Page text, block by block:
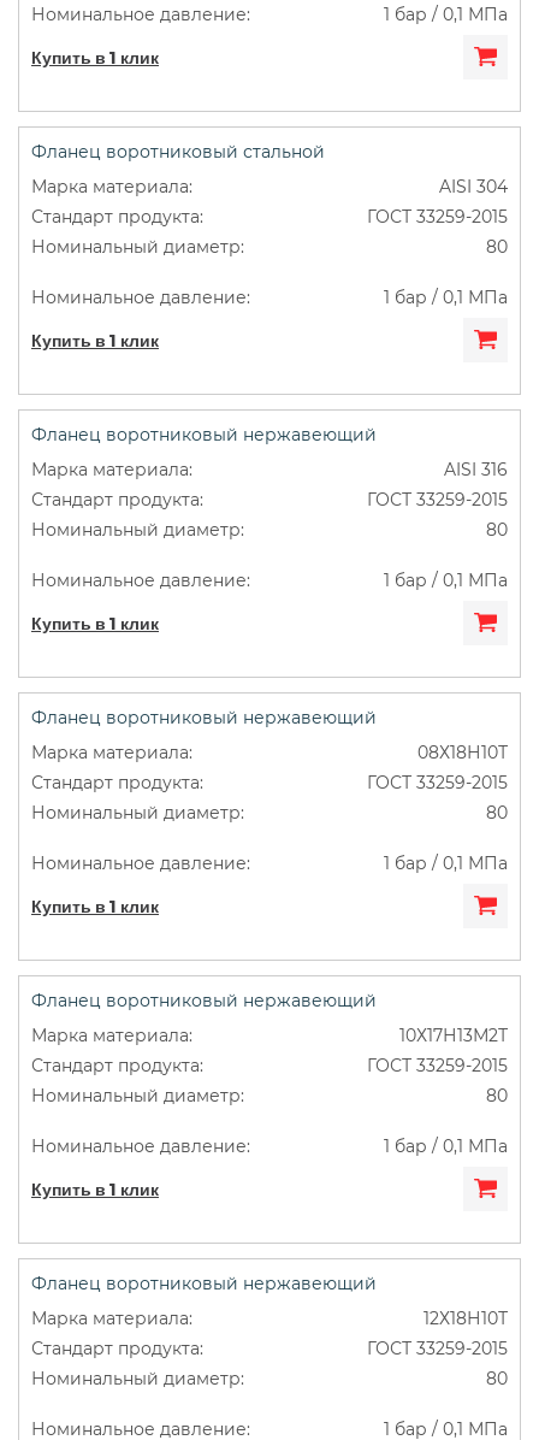
1 бар / 0,1 МПа
Купить в 1 клик
Фланец воротниковый стальной
AISI 304
ГОСТ 33259-2015
80
1 бар / 0,1 МПа
Купить в 1 клик
Фланец воротниковый нержавеющий
AISI 316
ГОСТ 33259-2015
80
1 бар / 0,1 МПа
Купить в 1 клик
Фланец воротниковый нержавеющий
08Х18Н10Т
ГОСТ 33259-2015
80
1 бар / 0,1 МПа
Купить в 1 клик
Фланец воротниковый нержавеющий
10Х17Н13М2Т
ГОСТ 33259-2015
80
1 бар / 0,1 МПа
Купить в 1 клик
Фланец воротниковый нержавеющий
12Х18Н10Т
ГОСТ 33259-2015
80
1 бар / 0,1 МПа